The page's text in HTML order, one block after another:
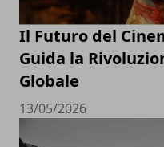
Il Futuro del
Guida la
Globale
13/05/2026